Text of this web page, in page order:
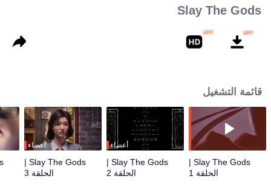
Slay The Gods
قائمة التشغيل
Slay The Gods |
الحلقة 1
أعضاء
Slay The Gods |
الحلقة 2
أعضاء
Slay The Gods |
الحلقة 3